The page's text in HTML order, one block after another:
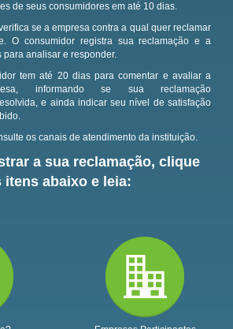
de seus consumidores em até 10 dias.
se a empresa contra a qual quer reclamar
O consumidor registra sua reclamação e a
para analisar e responder.
tem até 20 dias para comentar e avaliar a
informando se sua reclamação
e ainda indicar seu nível de satisfação
os canais de atendimento da instituição.
a sua reclamação, clique
itens abaixo e leia: